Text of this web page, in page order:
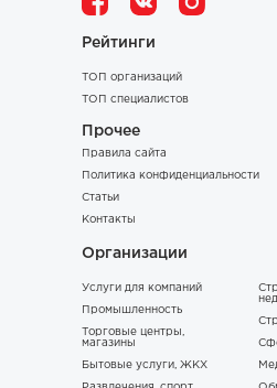
Рейтинги
ТОП организаций
ТОП специалистов
Прочее
Правила сайта
Политика конфиденциальности
Статьи
Контакты
Организации
Услуги для компаний
Промышленность
Торговые центры,
магазины
Бытовые услуги, ЖКХ